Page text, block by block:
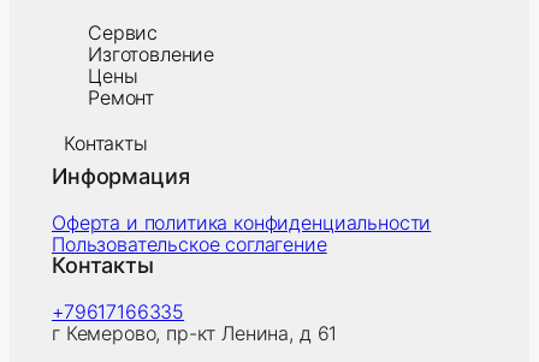
Сервис
Изготовление
Цены
Ремонт
Контакты
Информация
Оферта и политика конфиденциальности
Пользовательское соглагение
Контакты
+79617166335
г Кемерово, пр-кт Ленина, д 61